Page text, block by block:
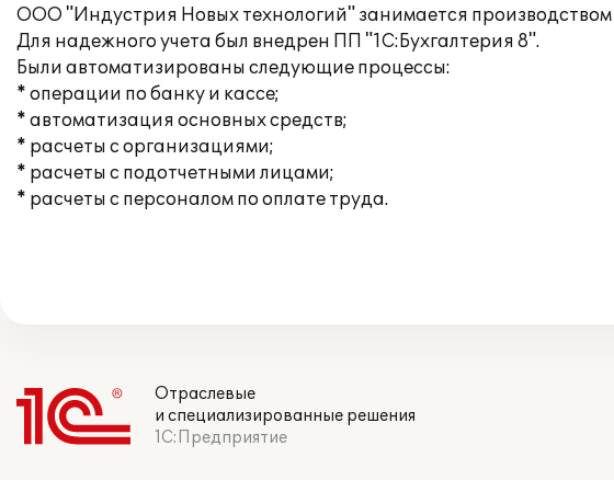
ООО "Индустрия Новых технологий" занимается
Для надежного учета был внедрен ПП "1С:Бухгалтерия 8".
Были автоматизированы следующие процессы:
* операции по банку и кассе;
* автоматизация основных средств;
* расчеты с организациями;
* расчеты с подотчетными лицами;
* расчеты с персоналом по оплате труда.
Отраслевые
и специализированные решения
1С:Предприятие